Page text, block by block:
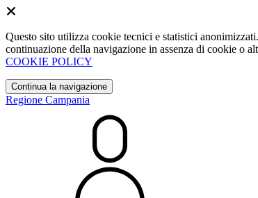
Questo sito utilizza cookie tecnici e statistici
continuazione della navigazione in assenza di cookie o
COOKIE POLICY
Continua la navigazione
Regione Campania